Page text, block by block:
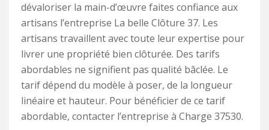
dévaloriser la main-d’œuvre faites confiance aux
artisans l’entreprise La belle Clôture 37. Les
artisans travaillent avec toute leur expertise pour
livrer une propriété bien clôturée. Des tarifs
abordables ne signifient pas qualité bâclée. Le
tarif dépend du modèle à poser, de la longueur
linéaire et hauteur. Pour bénéficier de ce tarif
abordable, contacter l’entreprise à Charge 37530.